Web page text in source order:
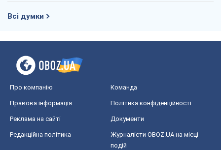
Всі думки
Про компанію Команда
Правова інформація Політика конфіденційності
Реклама на сайті Документи
Редакційна політика
Журналісти OBOZ.UA на місці
подій